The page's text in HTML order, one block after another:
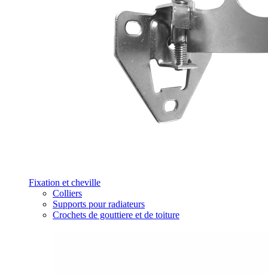
Fixation et cheville
Colliers
Supports pour radiateurs
Crochets de gouttiere et de toiture